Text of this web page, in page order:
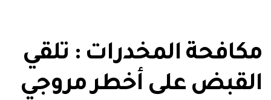
مكافحة المخدرات : تلقي
القبض على أخطر مروجي